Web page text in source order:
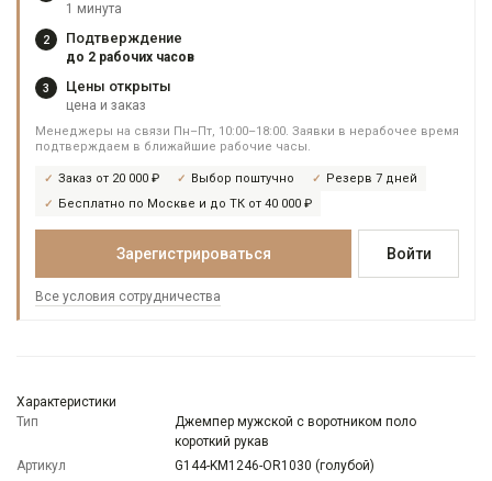
1 минута
2 Подтверждение
до 2 рабочих часов
3 Цены открыты
цена и заказ
Менеджеры на связи Пн–Пт, 10:00–18:00. Заявки в нерабочее время
подтверждаем в ближайшие рабочие часы.
Заказ от 20 000 ₽ Выбор поштучно
Резерв 7 дней
Бесплатно по Москве и до ТК от 40 000 ₽
Зарегистрироваться Войти
Все условия сотрудничества
Характеристики
Тип
Джемпер мужской с воротником поло
короткий рукав
Артикул
G144-KM1246-OR1030 (голубой)